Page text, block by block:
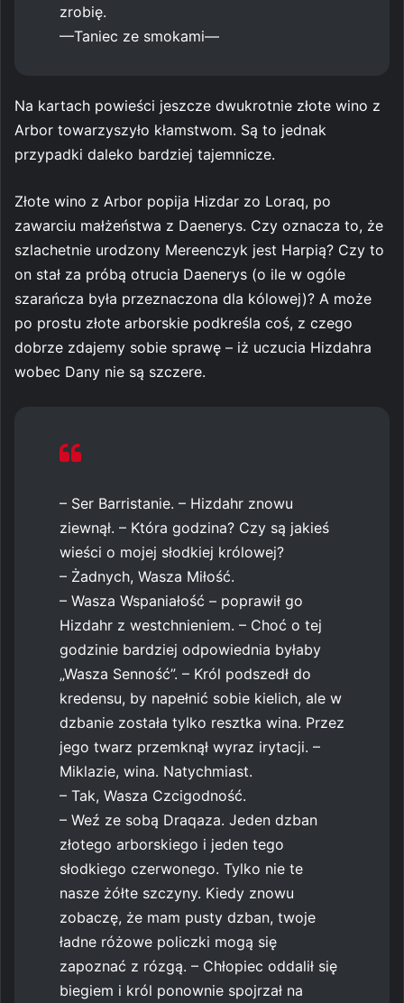
zrobię.
—Taniec ze smokami—
Na kartach powieści jeszcze dwukrotnie złote wino z
Arbor towarzyszyło kłamstwom. Są to jednak
przypadki daleko bardziej tajemnicze.
Złote wino z Arbor popija Hizdar zo Loraq, po
zawarciu małżeństwa z Daenerys. Czy oznacza to, że
szlachetnie urodzony Mereenczyk jest Harpią? Czy to
on stał za próbą otrucia Daenerys (o ile w ogóle
szarańcza była przeznaczona dla kólowej)? A może
po prostu złote arborskie podkreśla coś, z czego
dobrze zdajemy sobie sprawę – iż uczucia Hizdahra
wobec Dany nie są szczere.
– Ser Barristanie. – Hizdahr znowu
ziewnął. – Która godzina? Czy są jakieś
wieści o mojej słodkiej królowej?
– Żadnych, Wasza Miłość.
– Wasza Wspaniałość – poprawił go
Hizdahr z westchnieniem. – Choć o tej
godzinie bardziej odpowiednia byłaby
„Wasza Senność”. – Król podszedł do
kredensu, by napełnić sobie kielich, ale w
dzbanie została tylko resztka wina. Przez
jego twarz przemknął wyraz irytacji. –
Miklazie, wina. Natychmiast.
– Tak, Wasza Czcigodność.
– Weź ze sobą Draqaza. Jeden dzban
złotego arborskiego i jeden tego
słodkiego czerwonego. Tylko nie te
nasze żółte szczyny. Kiedy znowu
zobaczę, że mam pusty dzban, twoje
ładne różowe policzki mogą się
zapoznać z rózgą. – Chłopiec oddalił się
biegiem i król ponownie spojrzał na